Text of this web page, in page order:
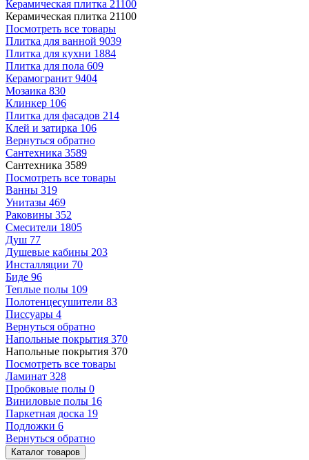
Керамическая плитка 21100
Керамическая плитка 21100
Посмотреть все товары
Плитка для ванной 9039
Плитка для кухни 1884
Плитка для пола 609
Керамогранит 9404
Мозаика 830
Клинкер 106
Плитка для фасадов 214
Клей и затирка 106
Вернуться обратно
Сантехника 3589
Сантехника 3589
Посмотреть все товары
Ванны 319
Унитазы 469
Раковины 352
Смесители 1805
Душ 77
Душевые кабины 203
Инсталляции 70
Биде 96
Теплые полы 109
Полотенцесушители 83
Писсуары 4
Вернуться обратно
Напольные покрытия 370
Напольные покрытия 370
Посмотреть все товары
Ламинат 328
Пробковые полы 0
Виниловые полы 16
Паркетная доска 19
Подложки 6
Вернуться обратно
Каталог товаров